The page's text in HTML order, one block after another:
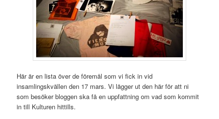
Här är en lista över de föremål som vi fick in vid
insamlingskvällen den 17 mars. Vi lägger ut den här för att ni
som besöker bloggen ska få en uppfattning om vad som kommit
in till Kulturen hittills.